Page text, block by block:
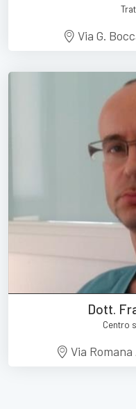
Via G.
Dott.
Centro
Via Romana